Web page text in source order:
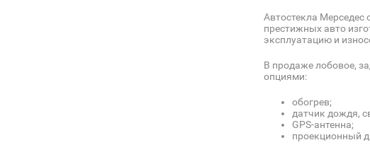
Автостекла
престижных авто
эксплуатацию и
В продаже лобовое,
опциями:
обогрев;
датчик дождя,
GPS-антенна;
проекционный